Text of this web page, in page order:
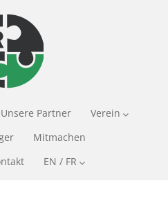
Unsere Partner
Verein
Mitmachen
EN / FR